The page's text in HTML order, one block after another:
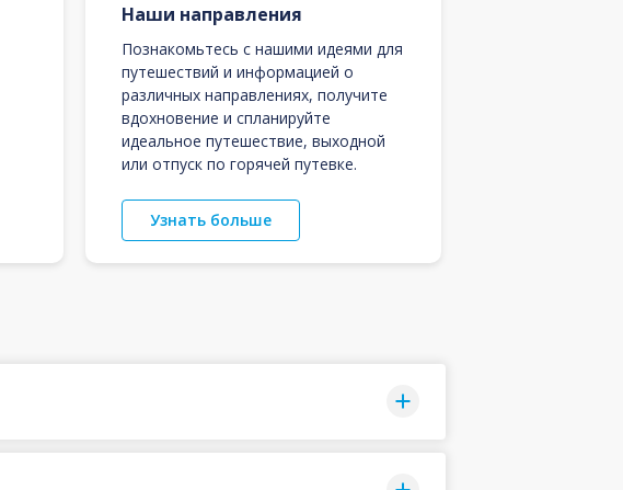
Наши направления
Познакомьтесь с нашими идеями для
путешествий и информацией о
различных направлениях, получите
вдохновение и спланируйте
идеальное путешествие, выходной
или отпуск по горячей путевке.
Узнать больше